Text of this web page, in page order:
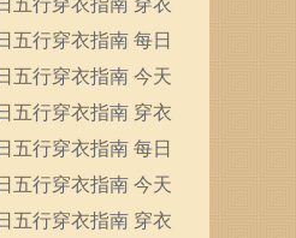
五行穿衣指南 每日
势
五行穿衣指南 今天
查询
五行穿衣指南 穿衣
五行穿衣指南 每日
势
五行穿衣指南 今天
查询
五行穿衣指南 穿衣